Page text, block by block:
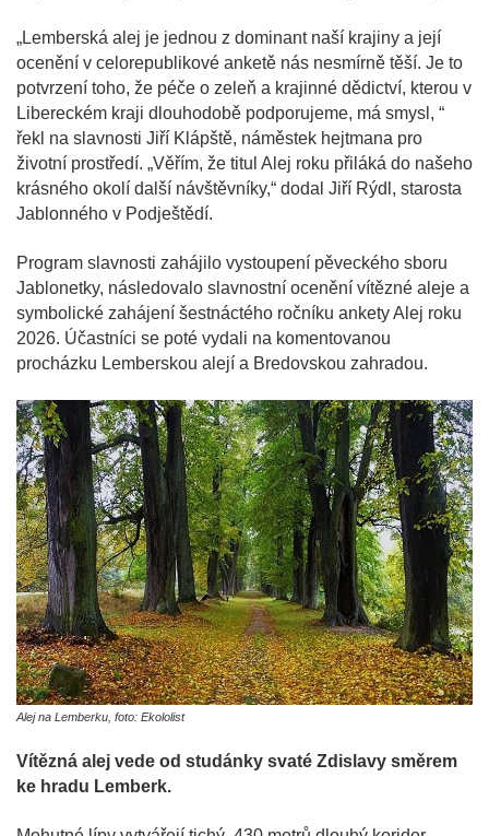
„Lemberská alej je jednou z dominant naší krajiny a její
ocenění v celorepublikové anketě nás nesmírně těší. Je to
potvrzení toho, že péče o zeleň a krajinné dědictví, kterou v
Libereckém kraji dlouhodobě podporujeme, má smysl, “
řekl na slavnosti Jiří Klápště, náměstek hejtmana pro
životní prostředí. „Věřím, že titul Alej roku přiláká do našeho
krásného okolí další návštěvníky,“ dodal Jiří Rýdl, starosta
Jablonného v Podještědí.
Program slavnosti zahájilo vystoupení pěveckého sboru
Jablonetky, následovalo slavnostní ocenění vítězné aleje a
symbolické zahájení šestnáctého ročníku ankety Alej roku
2026. Účastníci se poté vydali na komentovanou
procházku Lemberskou alejí a Bredovskou zahradou.
Alej na Lemberku, foto: Ekololist
Vítězná alej vede od studánky svaté Zdislavy směrem
ke hradu Lemberk.